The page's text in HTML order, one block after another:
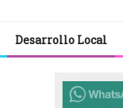
Desarrollo Local